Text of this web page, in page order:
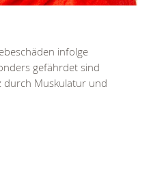
infolge
gefährdet sind
durch Muskulatur und